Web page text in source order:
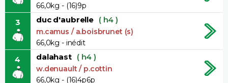
66,0kg - (16)9p
3 duc d'aubrelle ( h4 )
m.camus / a.boisbrunet (s)
66,0kg - inédit
4 dalahast ( h4 )
w.denuault / p.cottin
66,0kg - (16)4p6p